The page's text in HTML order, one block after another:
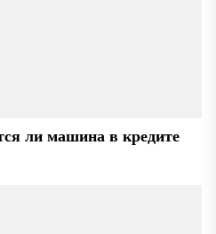
ли машина в кредите